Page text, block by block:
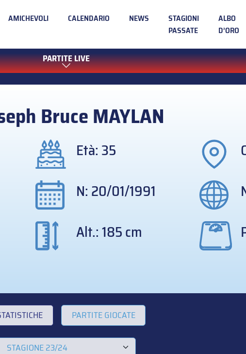
AMICHEVOLI CALENDARIO NEWS
STAGIONI
PASSATE
ALBO
D’ORO
PARTITE LIVE
BruceMAYLAN
Età: 35
N: 20/01/1991
Alt.: 185 cm
PARTITE GIOCATE